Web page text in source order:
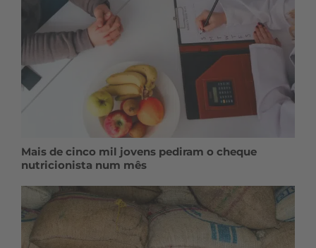
Mais de cinco mil jovens pediram o cheque
nutricionista num mês